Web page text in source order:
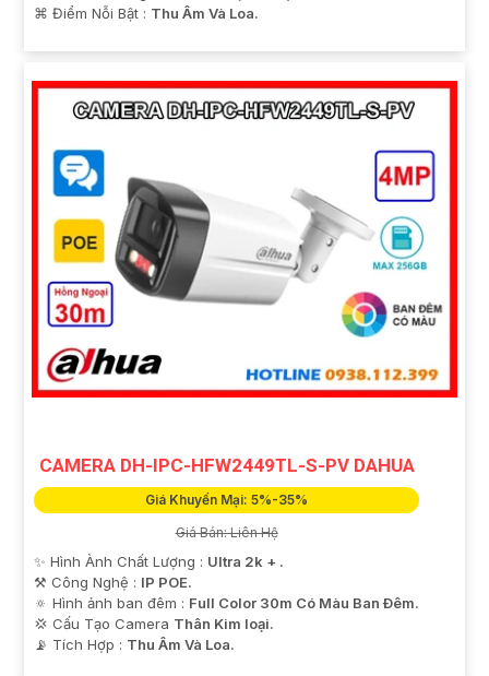
️⌘ Điểm Nỗi Bật : Thu Âm Và Loa.
CAMERA DH-IPC-HFW2449TL-S-PV DAHUA
Giá Khuyến Mại: 5%-35%
Giá Bán: Liên Hệ
✨ Hình Ành Chất Lượng : Ultra 2k + .
⚒ Công Nghệ : IP POE.
🔅 Hình ảnh ban đêm : Full Color 30m Có Màu Ban Ðêm.
💢 Cấu Tạo Camera Thân Kim loại.
️📡 Tích Hợp : Thu Âm Và Loa.